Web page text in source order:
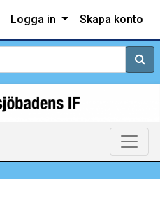
Logga in Skapa konto
Sök